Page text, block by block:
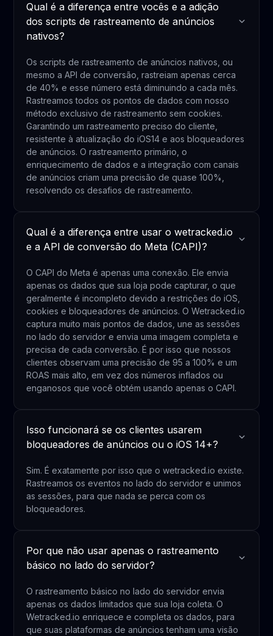
Qual é a diferença entre vocês e a adição
dos scripts de rastreamento de anúncios
nativos?
Os scripts de rastreamento de anúncios nativos, ou
mesmo a API de conversão, rastreiam apenas cerca
de 40% e esse número está diminuindo a cada mês.
Rastreamos todos os pontos de dados com nosso
método exclusivo de rastreamento sem cookies.
Garantindo um rastreamento preciso do cliente,
resistente à atualização do iOS14 e aos bloqueadores
de anúncios. O rastreamento primário, o
enriquecimento de dados e a integração com canais
de anúncios criam uma precisão de quase 100%,
resolvendo os desafios de rastreamento.
Qual é a diferença entre usar o wetracked.io
e a API de conversão do Meta (CAPI)?
O CAPI do Meta é apenas uma conexão. Ele envia
apenas os dados que sua loja pode capturar, o que
geralmente é incompleto devido a restrições do iOS,
cookies e bloqueadores de anúncios. O Wetracked.io
captura muito mais pontos de dados, une as sessões
no lado do servidor e envia uma imagem completa e
precisa de cada conversão. É por isso que nossos
clientes observam uma precisão de 95 a 100% e um
ROAS mais alto, em vez dos números inflados ou
enganosos que você obtém usando apenas o CAPI.
Isso funcionará se os clientes usarem
bloqueadores de anúncios ou o iOS 14+?
Sim. É exatamente por isso que o wetracked.io existe.
Rastreamos os eventos no lado do servidor e unimos
as sessões, para que nada se perca com os
bloqueadores.
Por que não usar apenas o rastreamento
básico no lado do servidor?
O rastreamento básico no lado do servidor envia
apenas os dados limitados que sua loja coleta. O
Wetracked.io enriquece e completa os dados, para
que suas plataformas de anúncios tenham uma visão